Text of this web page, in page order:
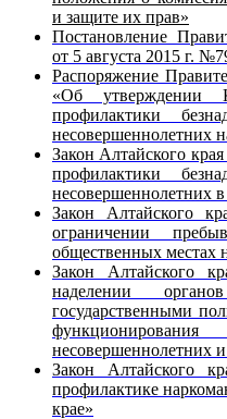
и защите их прав»
Постановление
от 5 августа 2015 г.
Распоряжение
«Об утверждении
профилактики
несовершеннолетних
Закон Алтайского
профилактики
несовершеннолетних
Закон Алтайского
ограничении
общественных местах
Закон Алтайского
наделении
государственными
несовершеннолетних
Закон Алтайского
профилактике
крае»